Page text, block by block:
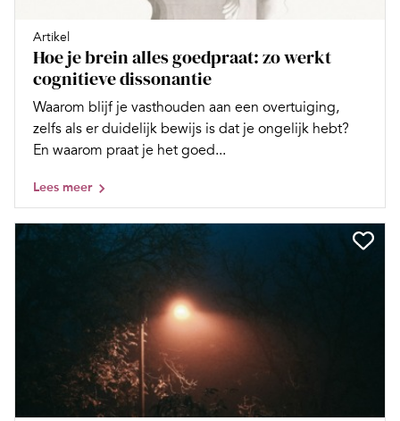
Artikel
Hoe je brein alles goedpraat: zo werkt
cognitieve dissonantie
Waarom blijf je vasthouden aan een overtuiging,
zelfs als er duidelijk bewijs is dat je ongelijk hebt?
En waarom praat je het goed...
Lees meer